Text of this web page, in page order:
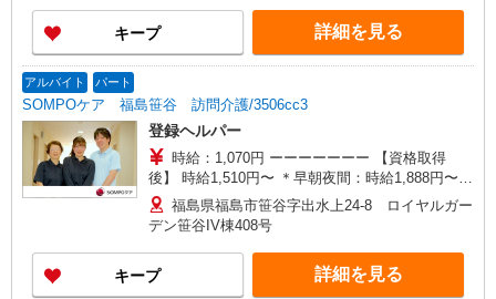
キープ 詳細を見る
アルバイト パート
SOMPOケア 福島笹谷 訪問介護/3506cc3
登録ヘルパー
時給：1,070円 ーーーーーーー 【資格取得
後】 時給1,510円〜 ＊早朝夜間：時給1,888円〜
＊日曜祝日：時給1,810円〜 ーーーーーーー
福島県福島市笹谷字出水上24-8 ロイヤルガー
デン笹谷IV棟408号
キープ 詳細を見る